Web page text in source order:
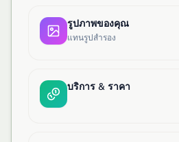
รูปภาพของคุณ
แทนรูปสำรอง
บริการ & ราคา